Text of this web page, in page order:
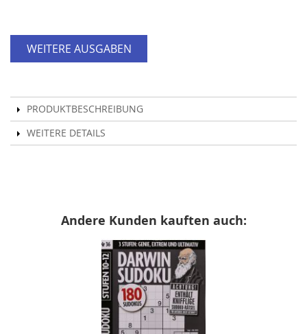
WEITERE AUSGABEN
PRODUKTBESCHREIBUNG
WEITERE DETAILS
Andere Kunden kauften auch: